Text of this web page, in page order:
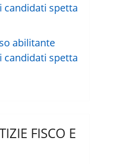
abilitante
candidati spetta
FISCO E